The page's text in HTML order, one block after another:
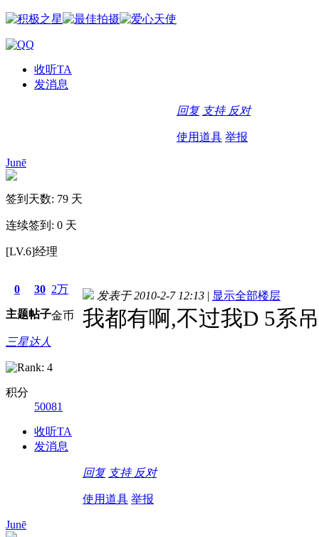
收听TA
发消息
回复 支持 反对
使用道具 举报
Junē
签到天数: 79 天
连续签到: 0 天
[LV.6]经理
0
主题
30
帖子
2万
金币
三星达人
积分
50081
收听TA
发消息
发表于 2010-2-7 12:13 | 显示全部楼层
我都有啊,不过我D 5系
回复 支持 反对
使用道具 举报
Junē